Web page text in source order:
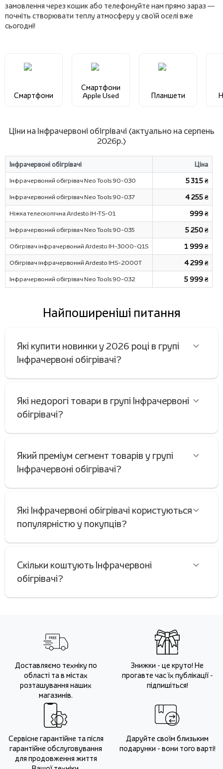
замовлення через кошик або телефонуйте нам прямо зараз —
почніть створювати теплу атмосферу у своїй оселі вже
сьогодні!
Смартфони
Смартфони
Apple Used
Планшети
Ціни на Інфрачервоні обігрівачі (актуально на серпень
2026р.)
Інфрачервоні обігрівачі Ціна
Інфрачервоний обігрівач Neo Tools 90-030 5 315 ₴
Інфрачервоний обігрівач Neo Tools 90-037 4 255 ₴
Ніжка телескопічна Ardesto IH-TS-01 999 ₴
Інфрачервоний обігрівач Neo Tools 90-035 5 250 ₴
Обігрівач інфрачервоний Ardesto IH-3000-Q1S 1 999 ₴
Обігрівач інфрачервоний Ardesto IHS-2000T 4 299 ₴
Інфрачервоний обігрівач Neo Tools 90-032 5 999 ₴
Найпоширеніші питання
Які купити новинки у 2026 році в групі
Інфрачервоні обігрівачі?
Які недорогі товари в групі Інфрачервоні
обігрівачі?
Який преміум сегмент товарів у групі
Інфрачервоні обігрівачі?
Які Інфрачервоні обігрівачі користуються
популярністю у покупців?
Скільки коштують Інфрачервоні
обігрівачі?
Доставляємо техніку по
області та в містах
розташування наших
магазинів.
Знижки - це круто! Не
прогавте час їх публікації -
підпишіться!
Сервісне гарантійне та після
гарантійне обслуговування
для продовження життя
Даруйте своїм близьким
подарунки - вони того варті!